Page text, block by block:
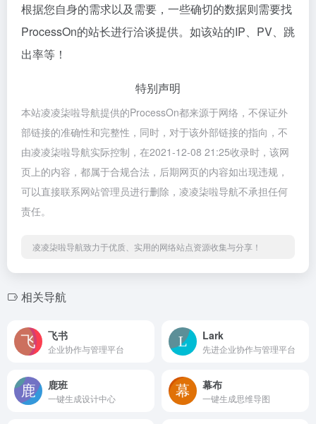
根据您自身的需求以及需要，一些确切的数据则需要找
ProcessOn的站长进行洽谈提供。如该站的IP、PV、跳
出率等！
特别声明
本站凌凌柒啦导航提供的ProcessOn都来源于网络，不保证外
部链接的准确性和完整性，同时，对于该外部链接的指向，不
由凌凌柒啦导航实际控制，在2021-12-08 21:25收录时，该网
页上的内容，都属于合规合法，后期网页的内容如出现违规，
可以直接联系网站管理员进行删除，凌凌柒啦导航不承担任何
责任。
凌凌柒啦导航致力于优质、实用的网络站点资源收集与分享！
相关导航
飞书
企业协作与管理平台
Lark
先进企业协作与管理平台
鹿班
一键生成设计中心
幕布
一键生成思维导图